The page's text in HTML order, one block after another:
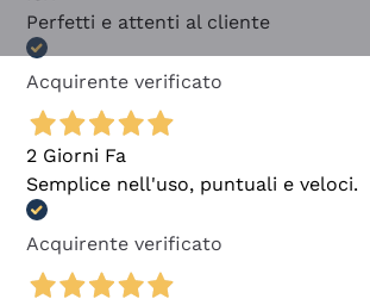
Perfetti e attenti al cliente
Acquirente verificato
2 Giorni Fa
Semplice nell'uso, puntuali e veloci.
Acquirente verificato